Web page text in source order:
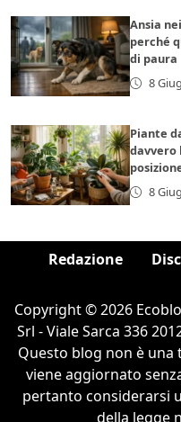
Ansia
perché
di paura
8
Piante
davvero
8
Redazione
Copyright © 2026
Srl - Viale Sarca 336
Questo blog non è
viene aggiornato
pertanto considerarsi
della legge